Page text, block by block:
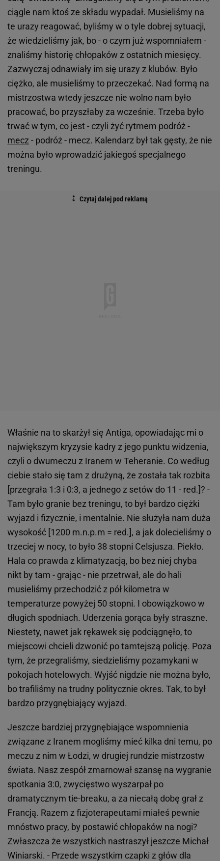
ciągle nam ktoś ze składu wypadał. Musieliśmy na
te urazy reagować, byliśmy w o tyle dobrej sytuacji,
że wiedzieliśmy jak, bo - o czym już wspomniałem -
znaliśmy historię chłopaków z ostatnich miesięcy.
Zazwyczaj odnawiały im się urazy z klubów. Było
ciężko, ale musieliśmy to przeczekać. Nad formą na
mistrzostwa wtedy jeszcze nie wolno nam było
pracować, bo przyszłaby za wcześnie. Trzeba było
trwać w tym, co jest - czyli żyć rytmem podróż -
mecz - podróż - mecz. Kalendarz był tak gęsty, że nie
można było wprowadzić jakiegoś specjalnego
treningu.
Właśnie na to skarżył się Antiga, opowiadając mi o
największym kryzysie kadry z jego punktu widzenia,
czyli o dwumeczu z Iranem w Teheranie. Co według
ciebie stało się tam z drużyną, że została tak rozbita
[przegrała 1:3 i 0:3, a jednego z setów do 11 - red.]? -
Tam było granie bez treningu, to był bardzo ciężki
wyjazd i fizycznie, i mentalnie. Nie służyła nam duża
wysokość [1200 m.n.p.m = red.], a jak dolecieliśmy o
trzeciej w nocy, to było 38 stopni Celsjusza. Piekło.
Hala co prawda z klimatyzacją, bo bez niej chyba
nikt by tam - grając - nie przetrwał, ale do hali
musieliśmy przechodzić z pół kilometra w
temperaturze powyżej 50 stopni. I obowiązkowo w
długich spodniach. Uderzenia gorąca były straszne.
Niestety, nawet jak rękawek się podciągnęło, to
miejscowi chcieli dzwonić po tamtejszą policję. Poza
tym, że przegraliśmy, siedzieliśmy pozamykani w
pokojach hotelowych. Wyjść nigdzie nie można było,
bo trafiliśmy na trudny politycznie okres. Tak, to był
bardzo przygnębiający wyjazd.
Jeszcze bardziej przygnębiające wspomnienia
związane z Iranem mogliśmy mieć kilka dni temu, po
meczu z nim w Łodzi, w drugiej rundzie mistrzostw
świata. Nasz zespół zmarnował szansę na wygranie
spotkania 3:0, zwycięstwo wyszarpał po
dramatycznym tie-breaku, a za niecałą dobę grał z
Francją. Razem z fizjoterapeutami miałeś pewnie
mnóstwo pracy, by postawić chłopaków na nogi?
Zwłaszcza że wszystkich nastraszył jeszcze Michał
Winiarski. - Przede wszystkim czapki z głów dla